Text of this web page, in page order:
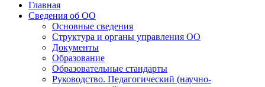
Главная
Сведения об ОО
Основные сведения
Структура и органы управления ОО
Документы
Образование
Образовательные стандарты
Руководство. Педагогический (научно-